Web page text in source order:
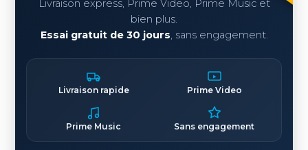
Livraison express, Prime Video, Prime Music et
bien plus.
Essai gratuit de 30 jours, sans engagement.
Livraison rapide Prime Video
Prime Music Sans engagement